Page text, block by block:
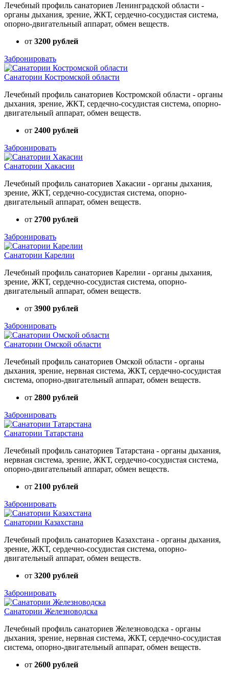
Лечебный профиль санаториев Ленинградской области -
органы дыхания, зрение, ЖКТ, сердечно-сосудистая система,
опорно-двигательный аппарат, обмен веществ.
от 3200 рублей
Забронировать
Санатории Костромской области
Лечебный профиль санаториев Костромской области - органы
дыхания, зрение, ЖКТ, сердечно-сосудистая система, опорно-
двигательный аппарат, обмен веществ.
от 2400 рублей
Забронировать
Санатории Хакасии
Лечебный профиль санаториев Хакасии - органы дыхания,
зрение, ЖКТ, сердечно-сосудистая система, опорно-
двигательный аппарат, обмен веществ.
от 2700 рублей
Забронировать
Санатории Карелии
Лечебный профиль санаториев Карелии - органы дыхания,
зрение, ЖКТ, сердечно-сосудистая система, опорно-
двигательный аппарат, обмен веществ.
от 3900 рублей
Забронировать
Санатории Омской области
Лечебный профиль санаториев Омской области - органы
дыхания, зрение, нервная система, ЖКТ, сердечно-сосудистая
система, опорно-двигательный аппарат, обмен веществ.
от 2800 рублей
Забронировать
Санатории Татарстана
Лечебный профиль санаториев Татарстана - органы дыхания,
нервная система, зрение, ЖКТ, сердечно-сосудистая система,
опорно-двигательный аппарат, обмен веществ.
от 2100 рублей
Забронировать
Санатории Казахстана
Лечебный профиль санаториев Казахстана - органы дыхания,
зрение, ЖКТ, сердечно-сосудистая система, опорно-
двигательный аппарат, обмен веществ.
от 3200 рублей
Забронировать
Санатории Железноводска
Лечебный профиль санаториев Железноводска - органы
дыхания, зрение, нервная система, ЖКТ, сердечно-сосудистая
система, опорно-двигательный аппарат, обмен веществ.
от 2600 рублей